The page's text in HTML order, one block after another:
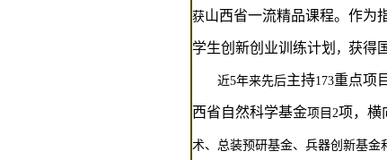
获山西省一流精品课程。作为
学生创新创业训练计划 ， 获得
近5年来先后主持173重点项
西省自然科学基金项目 2项，横
术、总装预研基金、兵器创新基金